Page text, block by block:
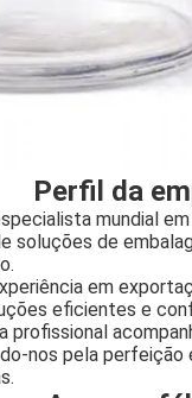
Perfil da
mundial
soluções de
em
eficientes e
profissional
nos pela perfeição